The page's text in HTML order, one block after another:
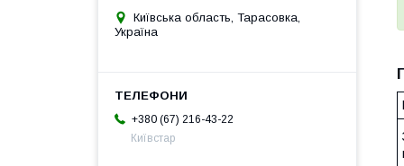
Київська область, Тарасовка,
Україна
+380 (67) 216-43-22
Київстар